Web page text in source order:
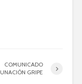
COMUNICADO
GRIPE